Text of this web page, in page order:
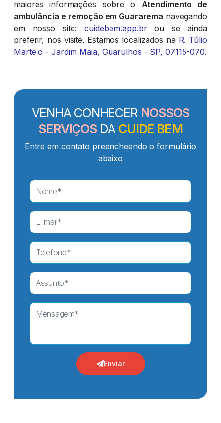
maiores informações sobre o Atendimento de
ambulância e remoção em Guararema navegando
em nosso site: cuidebem.app.br ou se ainda
preferir, nos visite. Estamos localizados na R. Túlio
Martelo - Jardim Maia, Guarulhos - SP, 07115-070.
VENHA CONHECER NOSSOS
SERVIÇOSDA CUIDE BEM
Entre em contato preencheendo o formulário
abaixo
Enviar